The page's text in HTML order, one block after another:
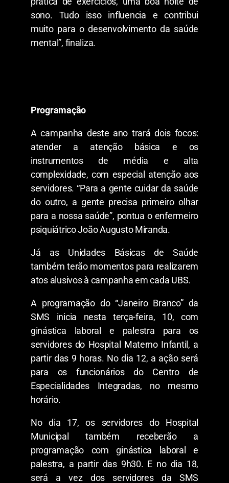
sono. Tudo isso influencia e contribui
muito para o desenvolvimento da saúde
mental”, finaliza.
Programação
A campanha deste ano trará dois focos:
atender a atenção básica e os
instrumentos de média e alta
complexidade, com especial atenção aos
servidores. “Para a gente cuidar da saúde
do outro, a gente precisa primeiro olhar
para a nossa saúde”, pontua o enfermeiro
psiquiátrico João Augusto Miranda.
Já as Unidades Básicas de Saúde
também terão momentos para realizarem
atos alusivos à campanha em cada UBS.
A programação do “Janeiro Branco” da
SMS inicia nesta terça-feira, 10, com
ginástica laboral e palestra para os
servidores do Hospital Materno Infantil, a
partir das 9 horas. No dia 12, a ação será
para os funcionários do Centro de
Especialidades Integradas, no mesmo
horário.
No dia 17, os servidores do Hospital
Municipal também receberão a
programação com ginástica laboral e
palestra, a partir das 9h30. E no dia 18,
será a vez dos servidores da SMS